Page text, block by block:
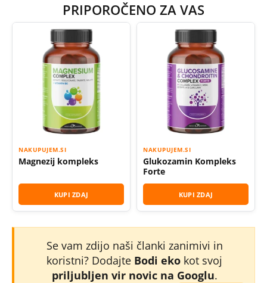
PRIPOROČENO ZA VAS
NAKUPUJEM.SI
Magnezij kompleks
KUPI ZDAJ
NAKUPUJEM.SI
Glukozamin Kompleks
Forte
KUPI ZDAJ
Se vam zdijo naši članki zanimivi in
koristni? Dodajte Bodi eko kot svoj
priljubljen vir novic na Googlu.